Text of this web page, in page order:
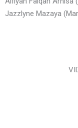
Jazzlyne Mazaya